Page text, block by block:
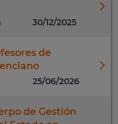
30/12/2025
de
25/06/2026
de Gestión